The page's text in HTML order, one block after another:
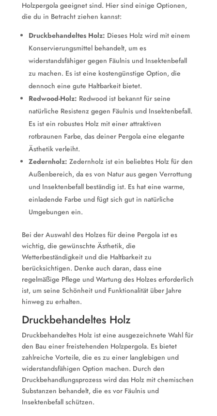
Holzpergola geeignet sind. Hier sind einige Optionen,
die du in Betracht ziehen kannst:
Druckbehandeltes Holz: Dieses Holz wird mit einem
Konservierungsmittel behandelt, um es
widerstandsfähiger gegen Fäulnis und Insektenbefall
zu machen. Es ist eine kostengünstige Option, die
dennoch eine gute Haltbarkeit bietet.
Redwood-Holz: Redwood ist bekannt für seine
natürliche Resistenz gegen Fäulnis und Insektenbefall.
Es ist ein robustes Holz mit einer attraktiven
rotbraunen Farbe, das deiner Pergola eine elegante
Ästhetik verleiht.
Zedernholz: Zedernholz ist ein beliebtes Holz für den
Außenbereich, da es von Natur aus gegen Verrottung
und Insektenbefall beständig ist. Es hat eine warme,
einladende Farbe und fügt sich gut in natürliche
Umgebungen ein.
Bei der Auswahl des Holzes für deine Pergola ist es
wichtig, die gewünschte Ästhetik, die
Wetterbeständigkeit und die Haltbarkeit zu
berücksichtigen. Denke auch daran, dass eine
regelmäßige Pflege und Wartung des Holzes erforderlich
ist, um seine Schönheit und Funktionalität über Jahre
hinweg zu erhalten.
Druckbehandeltes Holz
Druckbehandeltes Holz ist eine ausgezeichnete Wahl für
den Bau einer freistehenden Holzpergola. Es bietet
zahlreiche Vorteile, die es zu einer langlebigen und
widerstandsfähigen Option machen. Durch den
Druckbehandlungsprozess wird das Holz mit chemischen
Substanzen behandelt, die es vor Fäulnis und
Insektenbefall schützen.